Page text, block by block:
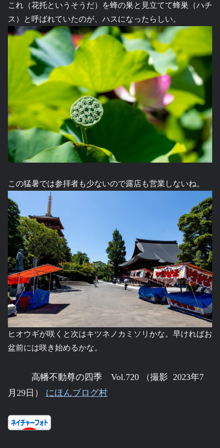
これ（花托というそうだ）を蜂の巣と見立てて蜂巣（ハチ
ス）と呼ばれていたのが、ハスになったらしい。
この猛暑では参拝者も少ないので露店も営業しないね。
ヒオウギが咲くと次はキツネノカミソリかな。早ければお
盆前には咲き始めるかな。
高幡不動尊の四季 Vol.720 （撮影 2023年7
月29日） にほんブログ村